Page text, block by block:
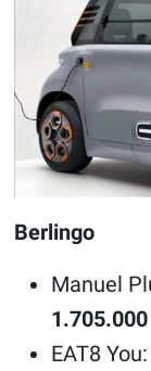
Berlingo
Manuel
EAT8 You: